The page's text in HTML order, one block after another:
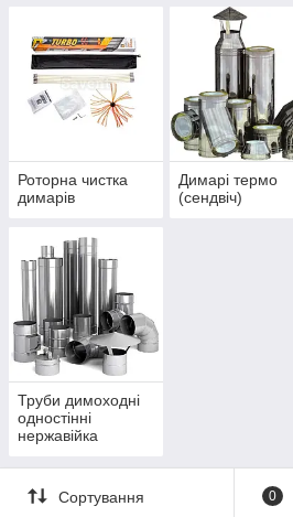
Роторна чистка
димарів
Димарі термо
(сендвіч)
Труби димоходні
одностінні
нержавійка
Сортування 0